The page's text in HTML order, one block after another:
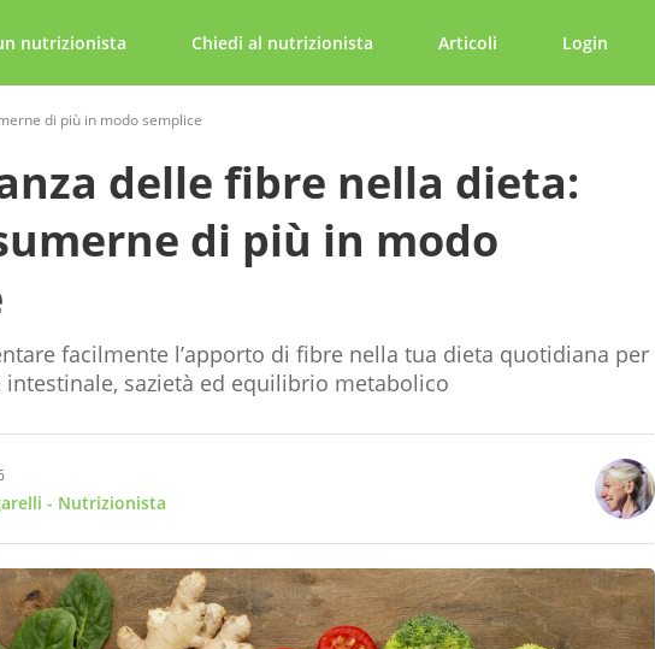
nutrizionista Chiedi al nutrizionista Articoli Login
di più in modo semplice
delle fibre nella dieta:
di più in modo
facilmente l’apporto di fibre nella tua dieta quotidiana per
intestinale, sazietà ed equilibrio metabolico
- Nutrizionista